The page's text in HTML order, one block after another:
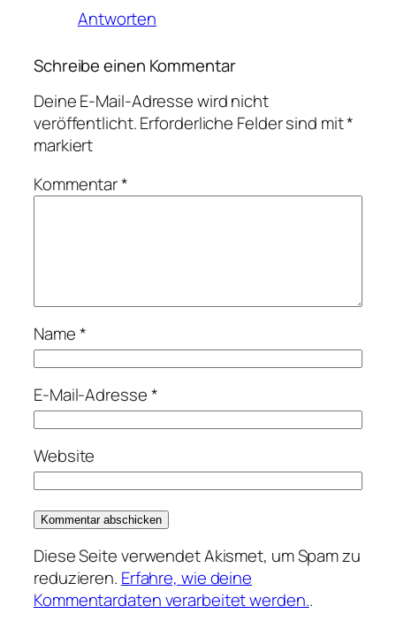
Antworten
Schreibe einen Kommentar
Deine E-Mail-Adresse wird nicht
veröffentlicht.Erforderliche Felder sind mit*
markiert
Kommentar*
Name*
E-Mail-Adresse*
Website
Diese Seite verwendet Akismet, um Spam zu
reduzieren. Erfahre, wie deine
Kommentardaten verarbeitet werden..